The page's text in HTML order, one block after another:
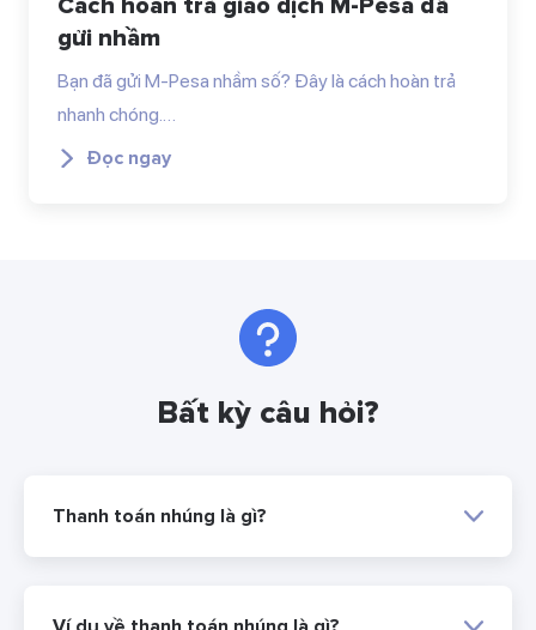
Cách hoàn trả giao dịch M-Pesa đã
gửi nhầm
Bạn đã gửi M-Pesa nhầm số? Đây là cách hoàn trả
nhanh chóng.…
Đọc ngay
Bất kỳ câu hỏi?
Thanh toán nhúng là gì?